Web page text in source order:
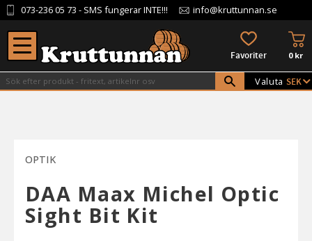
Meny
073-236 05 73 - SMS fungerar INTE!!! info@kruttunnan.se
FAVORITER 0kr
Valuta
OPTIK
DAA Maax Michel Optic
Sight Bit Kit